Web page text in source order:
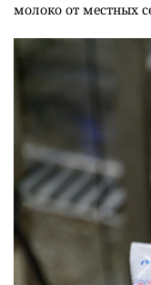
молоко от местных